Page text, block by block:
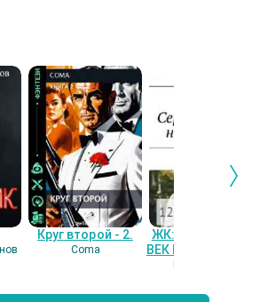
Круг второй - 2.
Coma
ЖК: СЕРЕБРЯНЫЙ
ВЕК НАШЕЙ ЛЮБВИ
Гость-121359